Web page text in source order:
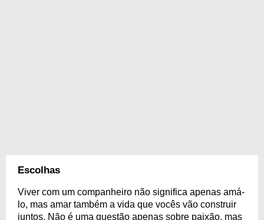
Escolhas
Viver com um companheiro não significa apenas amá-
lo, mas amar também a vida que vocês vão construir
juntos. Não é uma questão apenas sobre paixão, mas